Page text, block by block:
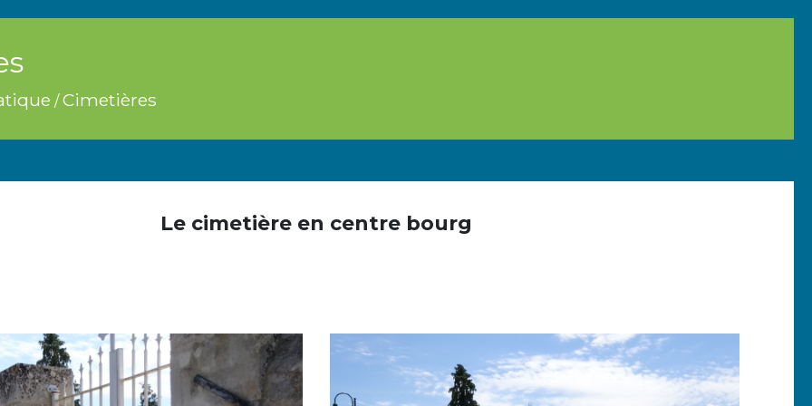
/Cimetières
Le cimetière en centre bourg